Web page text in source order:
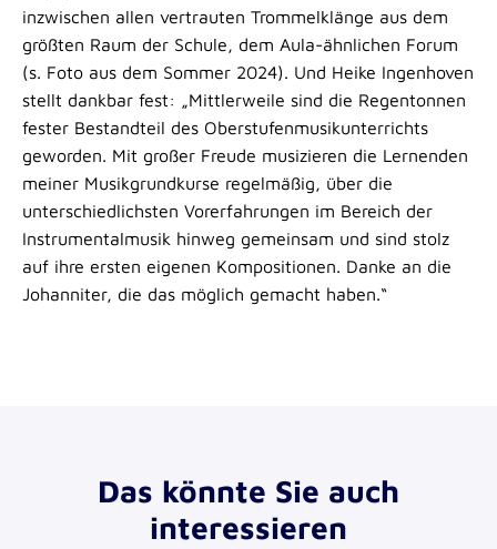
inzwischen allen vertrauten Trommelklänge aus dem
größten Raum der Schule, dem Aula-ähnlichen Forum
(s. Foto aus dem Sommer 2024). Und Heike Ingenhoven
stellt dankbar fest: „Mittlerweile sind die Regentonnen
fester Bestandteil des Oberstufenmusikunterrichts
geworden. Mit großer Freude musizieren die Lernenden
meiner Musikgrundkurse regelmäßig, über die
unterschiedlichsten Vorerfahrungen im Bereich der
Instrumentalmusik hinweg gemeinsam und sind stolz
auf ihre ersten eigenen Kompositionen. Danke an die
Johanniter, die das möglich gemacht haben.“
Das könnte Sie auch
interessieren